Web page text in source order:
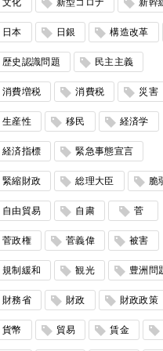
日本 日銀 構造改革
歴史認識問題 民主主義
消費増税 消費税 災害
生産性 移民 経済学
経済指標 緊急事態宣言
緊縮財政 総理大臣 脆
自由貿易 自粛 菅
菅政権 菅義偉 被害
規制緩和 観光 豊洲問
財務省 財政 財政政策
貨幣 貿易 賃金